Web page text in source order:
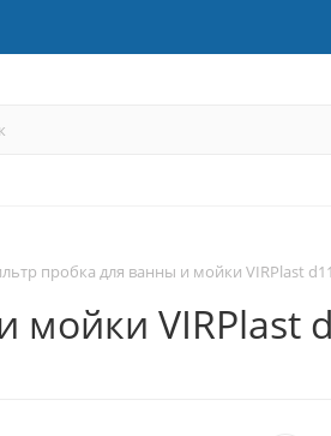
пробка для ванны и мойки VIRPlast
VIRPlast